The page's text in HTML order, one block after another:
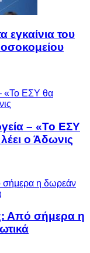
εγκαίνια του
– «Το ΕΣΥ
ο Άδωνις
Από σήμερα η